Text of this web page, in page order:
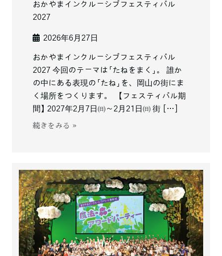
おかやまインクルーシブフェスティバル
2027
2026年6月27日
おかやまインクルーシブフェスティバル
2027 今回のテーマは「たねをまく」。 誰か
の中にある表現の「たね」を、岡山の街にま
く場所をつくります。 【フェスティバル期
間】 2027年2月7日㈰～2月21日㈰ 街 […]
続きをみる »